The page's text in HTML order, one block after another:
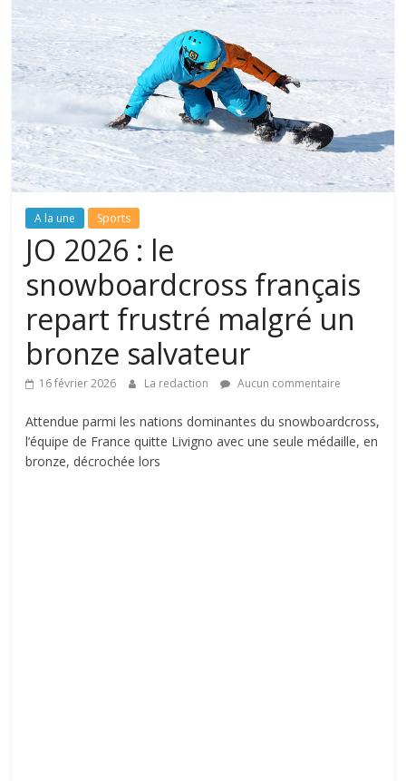
A la une Sports
JO 2026 : le
snowboardcross français
repart frustré malgré un
bronze salvateur
16 février 2026 La redaction Aucun commentaire
Attendue parmi les nations dominantes du snowboardcross,
l’équipe de France quitte Livigno avec une seule médaille, en
bronze, décrochée lors